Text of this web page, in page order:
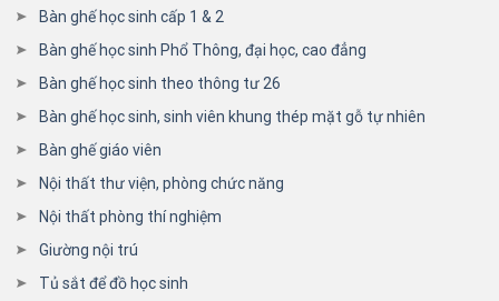
Bàn ghế học sinh cấp 1 & 2
Bàn ghế học sinh Phổ Thông, đại học, cao đẳng
Bàn ghế học sinh theo thông tư 26
Bàn ghế học sinh, sinh viên khung thép mặt gỗ tự nhiên
Bàn ghế giáo viên
Nội thất thư viện, phòng chức năng
Nội thất phòng thí nghiệm
Giường nội trú
Tủ sắt để đồ học sinh